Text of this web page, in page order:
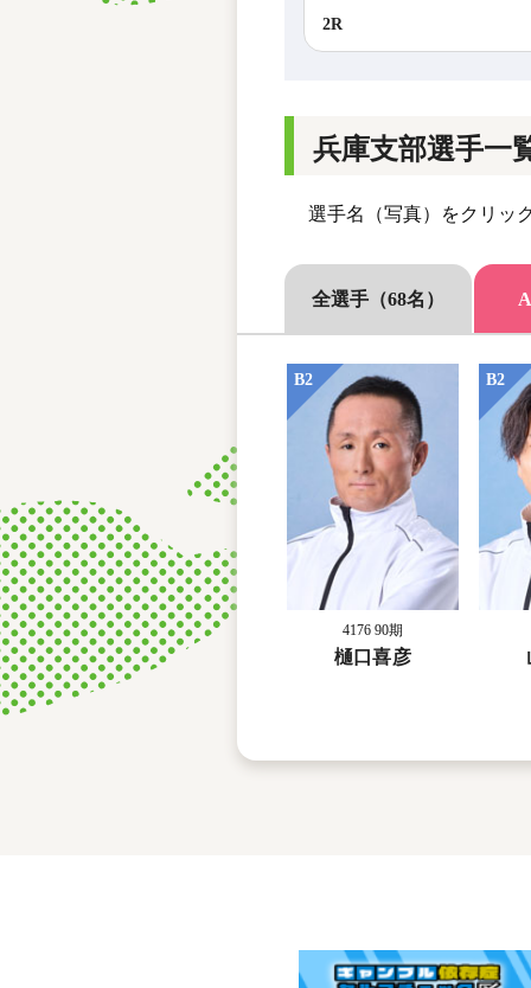
2R
兵庫支部選手一
選手名（写真）をクリッ
全選手（68名）
B2
4176 90期
樋口喜彦
B2